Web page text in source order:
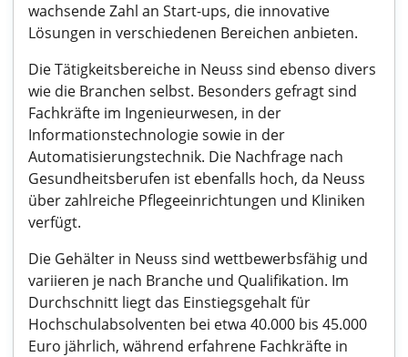
wachsende Zahl an Start-ups, die innovative
Lösungen in verschiedenen Bereichen anbieten.
Die Tätigkeitsbereiche in Neuss sind ebenso divers
wie die Branchen selbst. Besonders gefragt sind
Fachkräfte im Ingenieurwesen, in der
Informationstechnologie sowie in der
Automatisierungstechnik. Die Nachfrage nach
Gesundheitsberufen ist ebenfalls hoch, da Neuss
über zahlreiche Pflegeeinrichtungen und Kliniken
verfügt.
Die Gehälter in Neuss sind wettbewerbsfähig und
variieren je nach Branche und Qualifikation. Im
Durchschnitt liegt das Einstiegsgehalt für
Hochschulabsolventen bei etwa 40.000 bis 45.000
Euro jährlich, während erfahrene Fachkräfte in